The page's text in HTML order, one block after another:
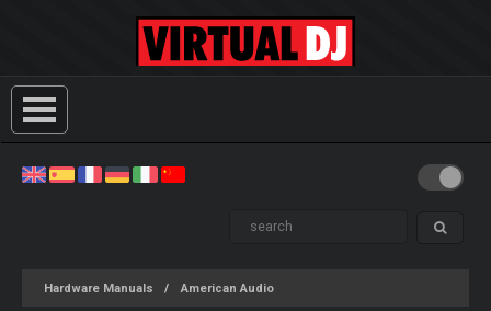
Hardware Manuals American Audio